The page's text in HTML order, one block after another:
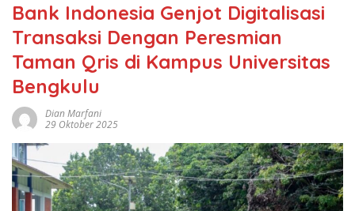
Bank Indonesia Genjot Digitalisasi
Transaksi Dengan Peresmian
Taman Qris di Kampus Universitas
Bengkulu
Dian Marfani
29 Oktober 2025